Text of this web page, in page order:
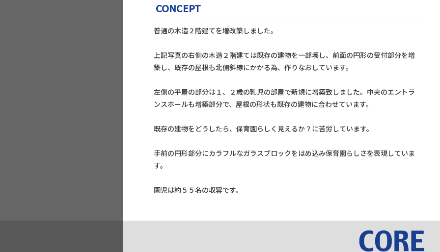
CONCEPT
普通の木造２階建てを増改築しました。
上記写真の右側の木造２階建ては既存の建物を一部壊し、前面の円形の受付部分を増
築し、既存の屋根も北側斜線にかかる為、作りなおしています。
左側の平屋の部分は１、２歳の乳児の部屋で新規に増築致しました。中央のエントラ
ンスホールも増築部分で、屋根の形状も既存の建物に合わせています。
既存の建物をどうしたら、保育園らしく見えるか？に苦労しています。
手前の円形部分にカラフルなガラスブロックをはめ込み保育園らしさを表現していま
す。
園児は約５５名の収容です。